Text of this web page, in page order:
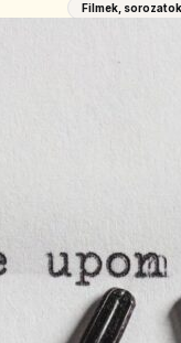
Filmek, sorozatok